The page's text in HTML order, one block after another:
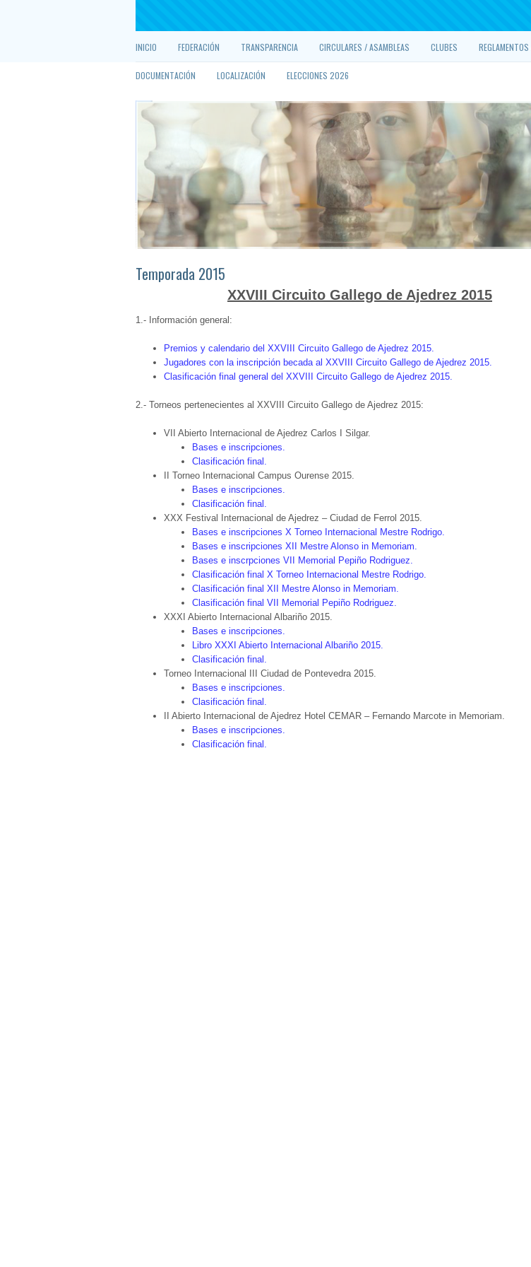
INICIO FEDERACIÓN TRANSPARENCIA CIRCULARES / ASAMBLEAS CLUBES
DOCUMENTACIÓN LOCALIZACIÓN ELECCIONES 2026
Temporada 2015
XXVIII Circuito Gallego de Ajedrez 2015
1.- Información general:
Premios y calendario del XXVIII Circuito Gallego de Ajedrez 2015.
Jugadores con la inscripción becada al XXVIII Circuito Gallego de Ajedrez 2015.
Clasificación final general del XXVIII Circuito Gallego de Ajedrez 2015.
2.- Torneos pertenecientes al XXVIII Circuito Gallego de Ajedrez 2015:
VII Abierto Internacional de Ajedrez Carlos I Silgar.
Bases e inscripciones.
Clasificación final.
II Torneo Internacional Campus Ourense 2015.
Bases e inscripciones.
Clasificación final.
XXX Festival Internacional de Ajedrez – Ciudad de Ferrol 2015.
Bases e inscripciones X Torneo Internacional Mestre Rodrigo.
Bases e inscripciones XII Mestre Alonso in Memoriam.
Bases e inscrpciones VII Memorial Pepiño Rodriguez.
Clasificación final X Torneo Internacional Mestre Rodrigo.
Clasificación final XII Mestre Alonso in Memoriam.
Clasificación final VII Memorial Pepiño Rodriguez.
XXXI Abierto Internacional Albariño 2015.
Bases e inscripciones.
Libro XXXI Abierto Internacional Albariño 2015.
Clasificación final.
Torneo Internacional III Ciudad de Pontevedra 2015.
Bases e inscripciones.
Clasificación final.
II Abierto Internacional de Ajedrez Hotel CEMAR – Fernando Marcote in Memoriam.
Bases e inscripciones.
Clasificación final.